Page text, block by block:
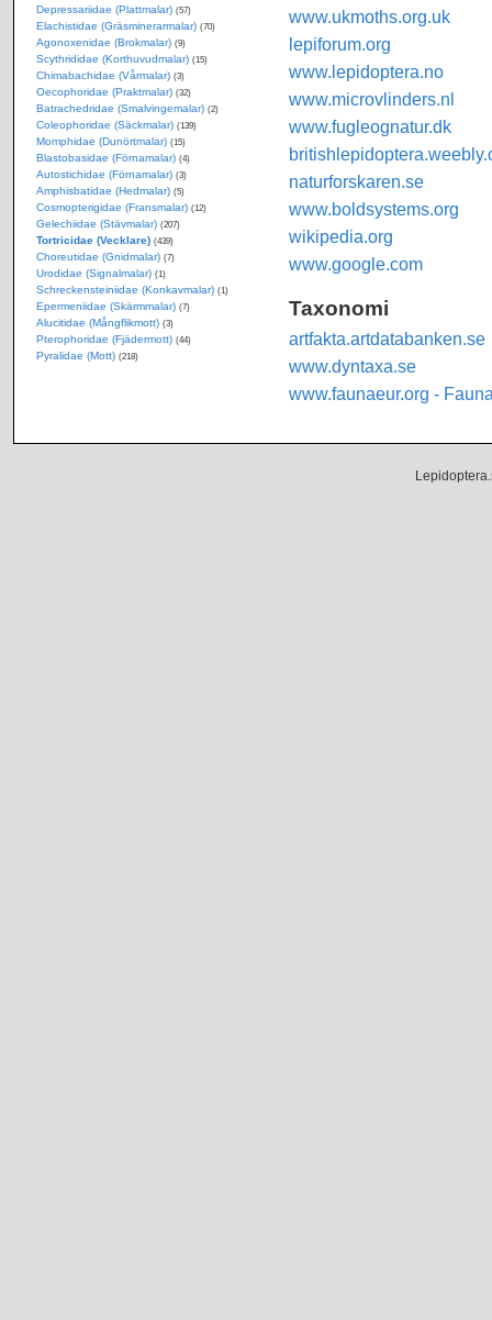
www.ukmoths.org.uk
lepiforum.org
www.lepidoptera.no
www.microvlinders.nl
www.fugleognatur.dk
naturforskaren.se
www.boldsystems.org
wikipedia.org
www.google.com
Taxonomi
artfakta.artdatabanken.se
www.dyntaxa.se
www.faunaeur.org -
Depressariidae (Plattmalar) (57)
Elachistidae (Gräsminerarmalar) (70)
Agonoxenidae (Brokmalar) (9)
Scythrididae (Korthuvudmalar) (15)
Chimabachidae (Vårmalar) (3)
Oecophoridae (Praktmalar) (32)
Batrachedridae (Smalvingemalar) (2)
Coleophoridae (Säckmalar) (139)
Momphidae (Dunörtmalar) (15)
Blastobasidae (Förnamalar) (4)
Autostichidae (Förnamalar) (3)
Amphisbatidae (Hedmalar) (5)
Cosmopterigidae (Fransmalar) (12)
Gelechiidae (Stävmalar) (207)
Tortricidae (Vecklare) (439)
Choreutidae (Gnidmalar) (7)
Urodidae (Signalmalar) (1)
Schreckensteiniidae (Konkavmalar) (1)
Epermeniidae (Skärmmalar) (7)
Alucitidae (Mångflikmott) (3)
Pterophoridae (Fjädermott) (44)
Pyralidae (Mott) (218)